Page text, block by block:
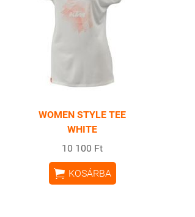
WOMEN STYLE TEE
WHITE
10 100 Ft
 KOSÁRBA